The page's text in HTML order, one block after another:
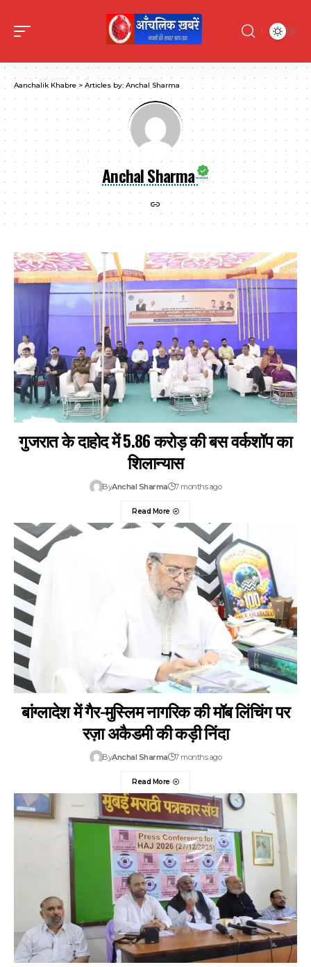
Aanchalik Khabre > Articles by: Anchal Sharma
Anchal Sharma
गुजरात के दाहोद में 5.86 करोड़ की बस वर्कशॉप का
शिलान्यास
ByAnchal Sharma 7 months ago
Read More
बांग्लादेश में गैर-मुस्लिम नागरिक की मॉब लिंचिंग पर
रज़ा अकैडमी की कड़ी निंदा
ByAnchal Sharma 7 months ago
Read More